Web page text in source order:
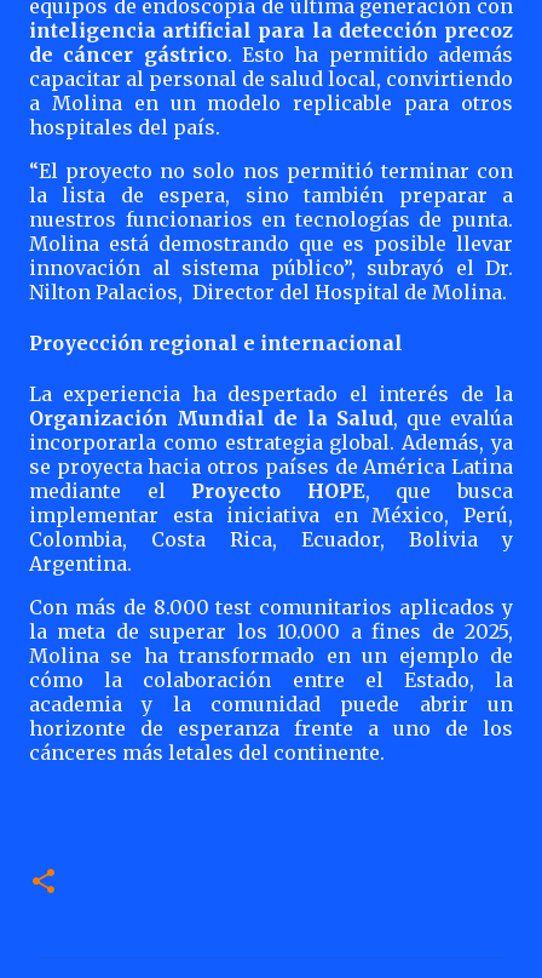
equipos de endoscopía de última generación con
inteligencia artificial para la detección precoz
de cáncer gástrico. Esto ha permitido además
capacitar al personal de salud local, convirtiendo
a Molina en un modelo replicable para otros
hospitales del país.
“El proyecto no solo nos permitió terminar con
la lista de espera, sino también preparar a
nuestros funcionarios en tecnologías de punta.
Molina está demostrando que es posible llevar
innovación al sistema público”, subrayó el Dr.
Nilton Palacios, Director del Hospital de Molina.
Proyección regional e internacional
La experiencia ha despertado el interés de la
Organización Mundial de la Salud, que evalúa
incorporarla como estrategia global. Además, ya
se proyecta hacia otros países de América Latina
mediante el Proyecto HOPE, que busca
implementar esta iniciativa en México, Perú,
Colombia, Costa Rica, Ecuador, Bolivia y
Argentina.
Con más de 8.000 test comunitarios aplicados y
la meta de superar los 10.000 a fines de 2025,
Molina se ha transformado en un ejemplo de
cómo la colaboración entre el Estado, la
academia y la comunidad puede abrir un
horizonte de esperanza frente a uno de los
cánceres más letales del continente.